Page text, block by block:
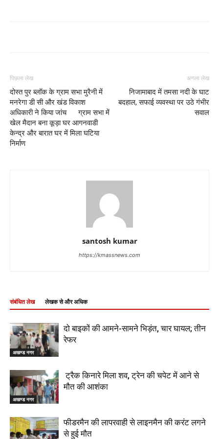
पिछला लेख
दोस्त पुर ब्लॉक के ग्राम सभा मुरैनी में
मनरेगा डी सी और खंड विकाश
अधिकारी ने किया जांच ग्राम सभा में
खेल मैदान बना कूड़ा घर आगनवाडी
केन्द्र और बारात घर में मिला घटिया
निर्माण
अगला लेख
निजामाबाद में तमसा नदी के घाट
बदहाल, सफाई व्यवस्था पर उठे गंभीर
सवाल
santosh kumar
https://kmassnews.com
संबंधित लेख लेखक से और अधिक
अखण्ड नगर
दो बाइकों की आमने-सामने भिड़ंत, चार घायल; तीन
रेफर
अखण्ड नगर
ट्रैक किनारे मिला शव, ट्रेन की चपेट में आने से
मौत की आशंका
फीडरमैन की लापरवाही से लाइनमैन की करंट लगने
से हुई मौत